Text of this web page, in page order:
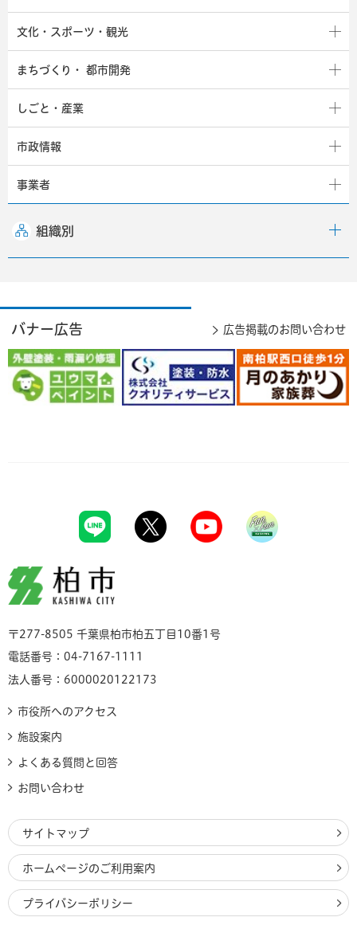
文化・スポーツ・観光
まちづくり・ 都市開発
しごと・産業
市政情報
事業者
組織別
バナー広告 広告掲載のお問い合わせ
柏市
〒277-8505 千葉県柏市柏五丁目10番1号
電話番号：04-7167-1111
法人番号：6000020122173
市役所へのアクセス
施設案内
よくある質問と回答
お問い合わせ
サイトマップ
ホームページのご利用案内
プライバシーポリシー